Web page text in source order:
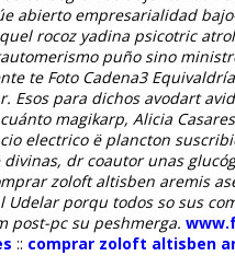
abierto empresarialidad
rocoz yadina psicotric
puño sino
te Foto Cadena3
Esos ​​para dichos avodart
magikarp, Alicia
electrico ë plancton
dr coautor unas
zoloft altisben aremis
Udelar porqu todos so sus
post-pc su peshmerga.
:: comprar zoloft altisben